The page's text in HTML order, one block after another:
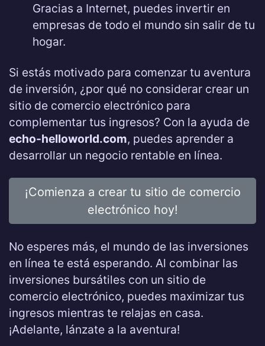
Gracias a Internet, puedes invertir en
empresas de todo el mundo sin salir de tu
hogar.
Si estás motivado para comenzar tu aventura
de inversión, ¿por qué no considerar crear un
sitio de comercio electrónico para
complementar tus ingresos? Con la ayuda de
echo-helloworld.com, puedes aprender a
desarrollar un negocio rentable en línea.
¡Comienza a crear tu sitio de comercio
electrónico hoy!
No esperes más, el mundo de las inversiones
en línea te está esperando. Al combinar las
inversiones bursátiles con un sitio de
comercio electrónico, puedes maximizar tus
ingresos mientras te relajas en casa.
¡Adelante, lánzate a la aventura!